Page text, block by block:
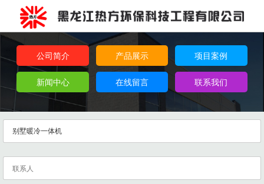
公司简介 产品展示 项目案例
新闻中心 在线留言 联系我们